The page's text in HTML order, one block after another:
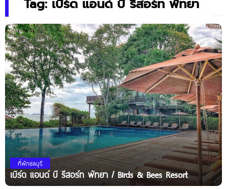
Tag: เบิร์ด แอนด์ บี รีสอร์ท พัทยา
ที่พักชลบุรี
เบิร์ด แอนด์ บี รีสอร์ท พัทยา / Birds & Bees Resort